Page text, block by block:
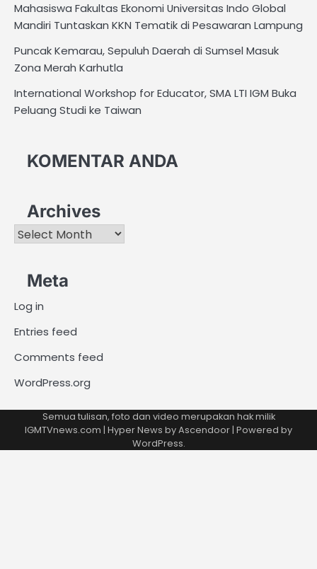
Mahasiswa Fakultas Ekonomi Universitas Indo Global
Mandiri Tuntaskan KKN Tematik di Pesawaran Lampung
Puncak Kemarau, Sepuluh Daerah di Sumsel Masuk
Zona Merah Karhutla
International Workshop for Educator, SMA LTI IGM Buka
Peluang Studi ke Taiwan
KOMENTAR ANDA
Archives
Archives
Meta
Log in
Entries feed
Comments feed
WordPress.org
Semua tulisan, foto dan video merupakan hak milik
IGMTVnews.com | Hyper News byAscendoor| Powered by
WordPress.